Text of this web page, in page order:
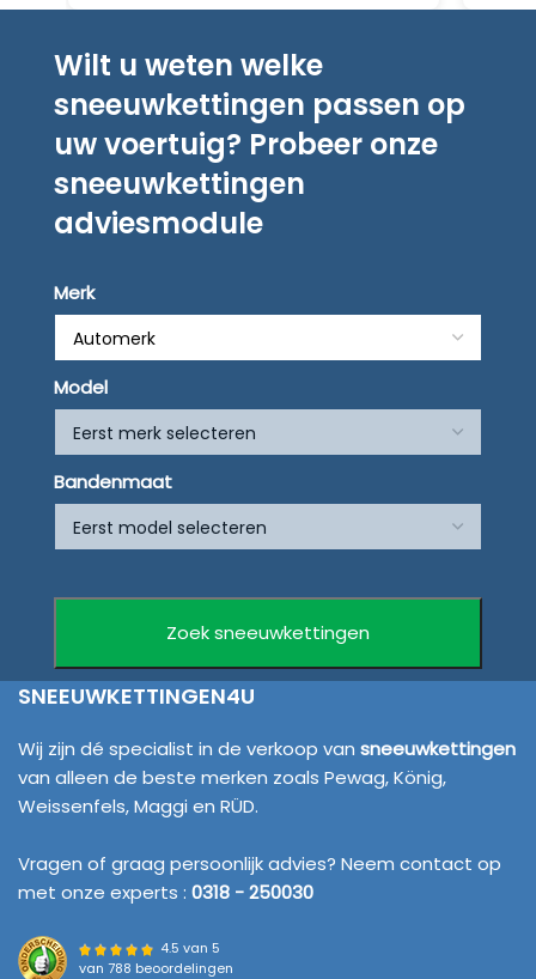
Wilt u weten welke
sneeuwkettingen passen op
uw voertuig? Probeer onze
sneeuwkettingen
adviesmodule
Merk
Model
Bandenmaat
SNEEUWKETTINGEN4U
Wij zijn dé specialist in de verkoop van sneeuwkettingen
van alleen de beste merken zoals Pewag, König,
Weissenfels, Maggi en RÜD.
Vragen of graag persoonlijk advies? Neem contact op
met onze experts : 0318 - 250030
4.5 van 5
van 788 beoordelingen